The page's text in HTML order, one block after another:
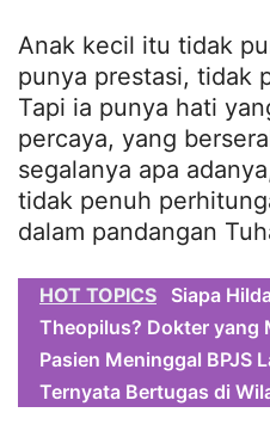
Anak kecil itu tidak
punya prestasi, tidak
Tapi ia punya hati
percaya, yang
segalanya apa
tidak penuh
dalam pandangan
HOT TOPICS
Siapa
Theopilus? Dokter yang
Pasien Meninggal BPJS
Ternyata Bertugas di